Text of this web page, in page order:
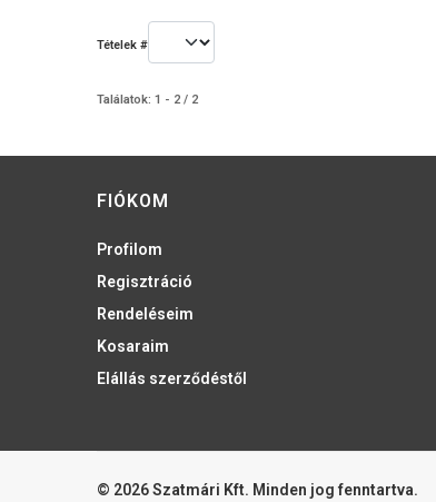
Tételek #
Találatok: 1 - 2 / 2
FIÓKOM
Profilom
Regisztráció
Rendeléseim
Kosaraim
Elállás szerződéstől
© 2026 Szatmári Kft. Minden jog fenntartva.